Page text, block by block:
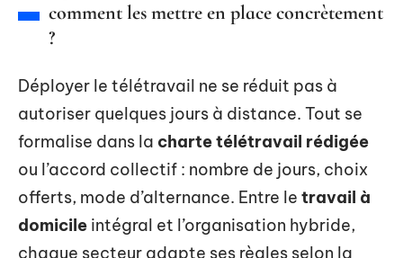
comment les mettre en place concrètement
?
Déployer le télétravail ne se réduit pas à
autoriser quelques jours à distance. Tout se
formalise dans la charte télétravail rédigée
ou l’accord collectif : nombre de jours, choix
offerts, mode d’alternance. Entre le travail à
domicile intégral et l’organisation hybride,
chaque secteur adapte ses règles selon la